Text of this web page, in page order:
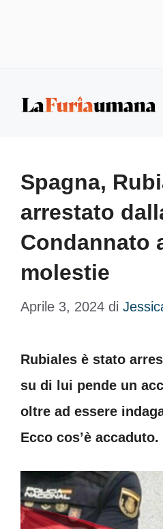
Spagna,
arrestato
Condannato
molestie
Aprile 3, 2024 di
Rubiales è stato
su di lui pende un
oltre ad essere
Ecco cos’è accaduto.